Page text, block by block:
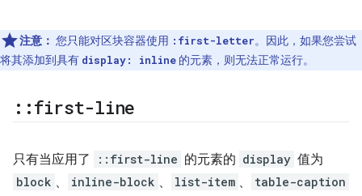
注意： 您只能对区块容器使用 :first-letter。因此，如果您尝试
将其添加到具有 display: inline 的元素，则无法正常运行。
::first-line
只有当应用了 ::first-line 的元素的 display 值为
block 、 inline-block 、 list-item 、 table-caption